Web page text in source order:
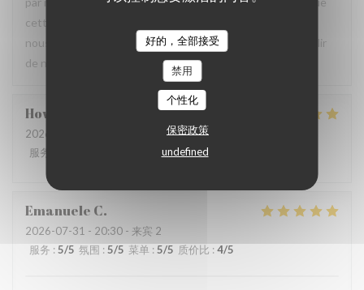
好的，全部接受
禁用
个性化
保密政策
undefined
cette expérience a contribué à la réussite de votre repas
nous fait très plaisir. Nous serons heureux de vous accueillir
de nouveau à La Closerie des Lilas ✨
Howard
2026-07-31
服务
5/5 质价比
Emanuele C
2026-07-31 - 20:30 - 来宾 2
服务 : 5/5 氛围 : 5/5 菜单 : 5/5 质价比 : 4/5